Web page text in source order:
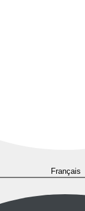
Français